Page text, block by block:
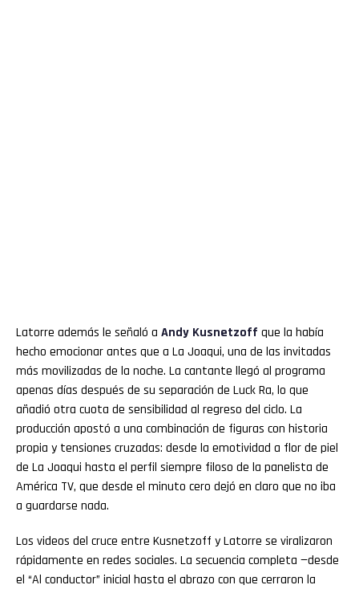
Latorre además le señaló a Andy Kusnetzoff que la había
hecho emocionar antes que a La Joaqui, una de las invitadas
más movilizadas de la noche. La cantante llegó al programa
apenas días después de su separación de Luck Ra, lo que
añadió otra cuota de sensibilidad al regreso del ciclo. La
producción apostó a una combinación de figuras con historia
propia y tensiones cruzadas: desde la emotividad a flor de piel
de La Joaqui hasta el perfil siempre filoso de la panelista de
América TV, que desde el minuto cero dejó en claro que no iba
a guardarse nada.
Los videos del cruce entre Kusnetzoff y Latorre se viralizaron
rápidamente en redes sociales. La secuencia completa —desde
el “Al conductor” inicial hasta el abrazo con que cerraron la